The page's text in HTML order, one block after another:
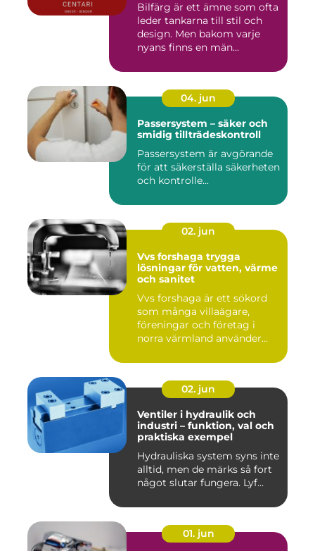
Bilfärg är ett ämne som ofta
leder tankarna till stil och
design. Men bakom varje
nyans finns en män...
04. jun
Passersystem – säker och
smidig tillträdeskontroll
Passersystem är avgörande
för att säkerställa säkerheten
och kontrolle...
02. jun
Vvs forshaga trygga
lösningar för vatten, värme
och sanitet
Vvs forshaga är ett sökord
som många villaägare,
föreningar och företag i
norra värmland använder
02. jun
Ventiler i hydraulik och
industri – funktion, val och
praktiska exempel
Hydrauliska system syns inte
alltid, men de märks så fort
något slutar fungera. Lyf...
01. jun